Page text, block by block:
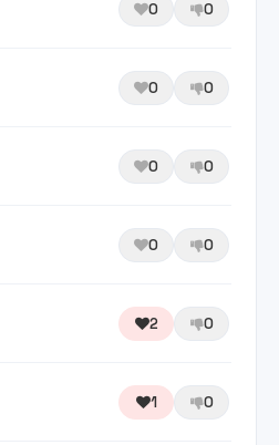
0 0
0 0
0 0
0 0
2 0
1 0